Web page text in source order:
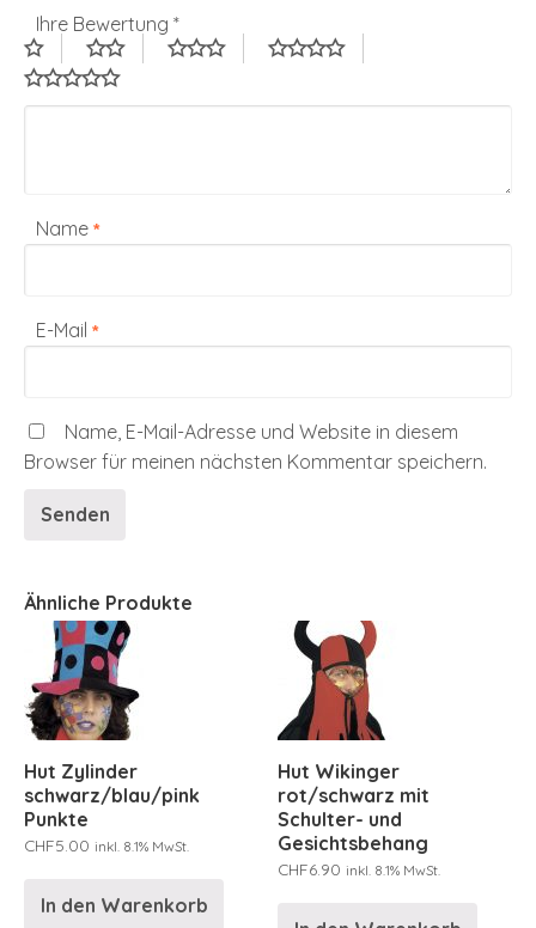
Ihre Bewertung *
Name *
E-Mail *
Name, E-Mail-Adresse und Website in diesem
Browser für meinen nächsten Kommentar speichern.
Ähnliche Produkte
Hut Zylinder
schwarz/blau/pink
Punkte
CHF5.00 inkl. 8.1% MwSt.
In den Warenkorb
Hut Wikinger
rot/schwarz mit
Schulter- und
Gesichtsbehang
CHF6.90 inkl. 8.1% MwSt.